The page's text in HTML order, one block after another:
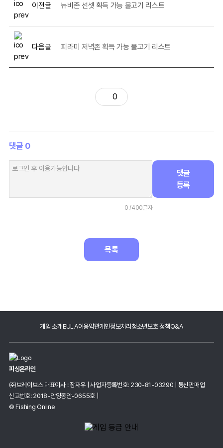
이전글 뉴비존 선셋 획득 가능 물고기 리스트
다음글 피라미 저녁존 획득 가능 물고기 리스트
0
댓글 0
0 /400글자
댓글
등록
목록
게임 소개EULA이용약관개인정보처리 청소년보호 정책Q&A
피싱온라인
㈜브레이브스 대표이사 : 장재우 사업자등록번호: 230-81-03290
통신판매업
신고번호: 2018-안양동안-0655호
© Fishing Online